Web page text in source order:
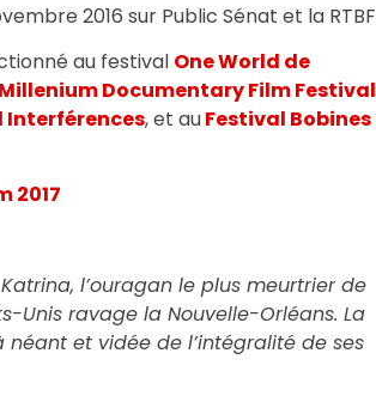
2016 sur Public Sénat et la RTBF
au festival One World de
Millenium Documentary Film Festival
Interférences, et auFestival Bobines
2017
l’ouragan le plus meurtrier de
Unis ravage la Nouvelle-Orléans. La
néant et vidée de l’intégralité de ses